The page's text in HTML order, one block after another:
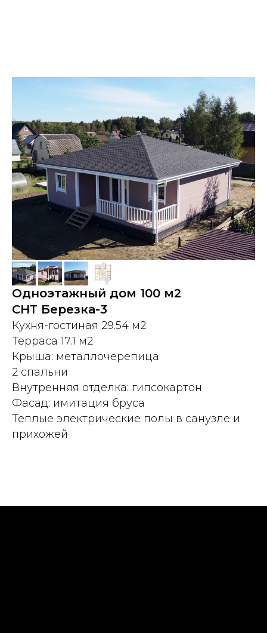
Одноэтажный дом 100 м2
СНТ Березка-3
Кухня-гостиная 29.54 м2
Терраса 17.1 м2
Крыша: металлочерепица
2 спальни
Внутренняя отделка: гипсокартон
Фасад: имитация бруса
Теплые электрические полы в санузле и
прихожей